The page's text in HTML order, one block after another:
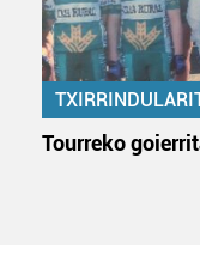
Tourreko